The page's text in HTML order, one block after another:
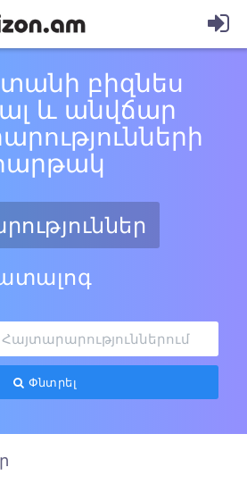
բիզնես
և անվճար
Փնտրել